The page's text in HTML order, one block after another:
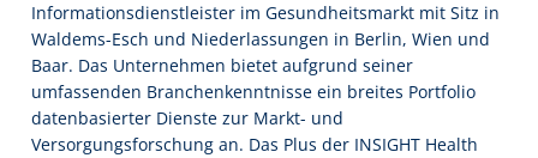
Informationsdienstleister im Gesundheitsmarkt mit Sitz in
Waldems-Esch und Niederlassungen in Berlin, Wien und
Baar. Das Unternehmen bietet aufgrund seiner
umfassenden Branchenkenntnisse ein breites Portfolio
datenbasierter Dienste zur Markt- und
Versorgungsforschung an. Das Plus der INSIGHT Health